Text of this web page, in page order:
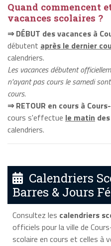
Quand commencent
vacances scolaires ?
⇒ DÉBUT des vacances à
débutent après le dernier
calendriers.
Les vacances débutent
n'ayant pas cours le samedi
cours.
⇒ RETOUR en cours à
cours s'effectue le matin
calendriers.
Calendriers
Barres & Jours
Consultez les calendriers
officiels pour la ville de
scolaire en cours et celles à